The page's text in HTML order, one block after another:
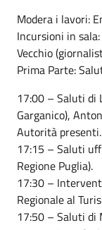
Modera i lavori:
Incursioni in
Vecchio
Prima Parte:
17:00 – Saluti di
Garganico),
Autorità presenti.
17:15 – Saluti
Regione Puglia).
17:30 –
Regionale al
17:50 – Saluti di